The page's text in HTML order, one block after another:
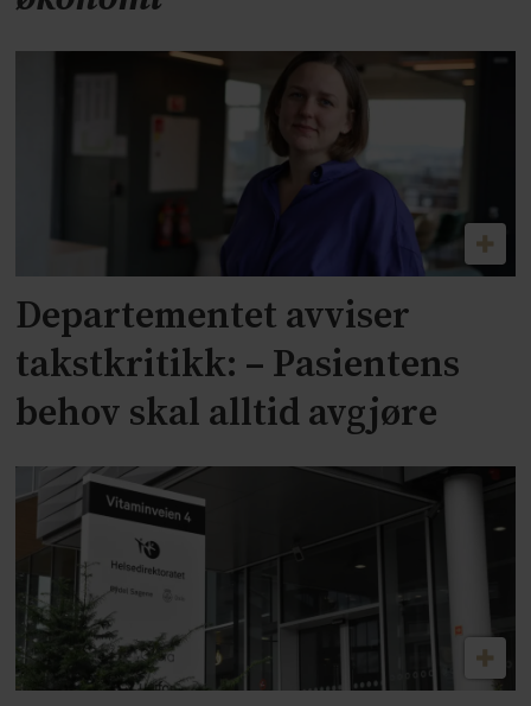
Departementet avviser
takstkritikk: – Pasientens
behov skal alltid avgjøre